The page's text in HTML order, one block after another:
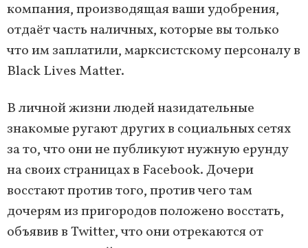
компания, производящая ваши удобрения,
отдаёт часть наличных, которые вы только
что им заплатили, марксистскому персоналу в
Black Lives Matter.
В личной жизни людей назидательные
знакомые ругают других в социальных сетях
за то, что они не публикуют нужную ерунду
на своих страницах в Facebook. Дочери
восстают против того, против чего там
дочерям из пригородов положено восстать,
объявив в Twitter, что они отрекаются от